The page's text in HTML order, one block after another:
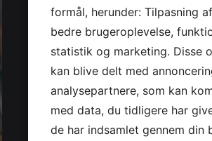
formål, herunder: Tilpasning
bedre brugeroplevelse,
statistik og marketing. Disse
kan blive delt med
analysepartnere, som kan
med data, du tidligere har
de har indsamlet gennem din